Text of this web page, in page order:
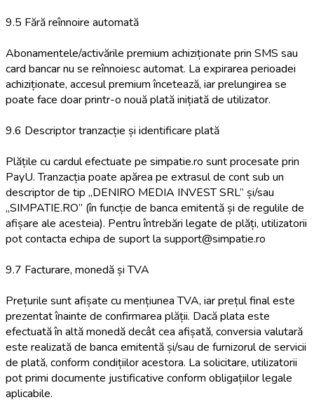
9.5 Fără reînnoire automată
Abonamentele/activările premium achiziționate prin SMS sau
card bancar nu se reînnoiesc automat. La expirarea perioadei
achiziționate, accesul premium încetează, iar prelungirea se
poate face doar printr-o nouă plată inițiată de utilizator.
9.6 Descriptor tranzacție și identificare plată
Plățile cu cardul efectuate pe simpatie.ro sunt procesate prin
PayU. Tranzacția poate apărea pe extrasul de cont sub un
descriptor de tip „DENIRO MEDIA INVEST SRL” și/sau
„SIMPATIE.RO” (în funcție de banca emitentă și de regulile de
afișare ale acesteia). Pentru întrebări legate de plăți, utilizatorii
pot contacta echipa de suport la support@simpatie.ro
9.7 Facturare, monedă și TVA
Prețurile sunt afișate cu mențiunea TVA, iar prețul final este
prezentat înainte de confirmarea plății. Dacă plata este
efectuată în altă monedă decât cea afișată, conversia valutară
este realizată de banca emitentă și/sau de furnizorul de servicii
de plată, conform condițiilor acestora. La solicitare, utilizatorii
pot primi documente justificative conform obligațiilor legale
aplicabile.